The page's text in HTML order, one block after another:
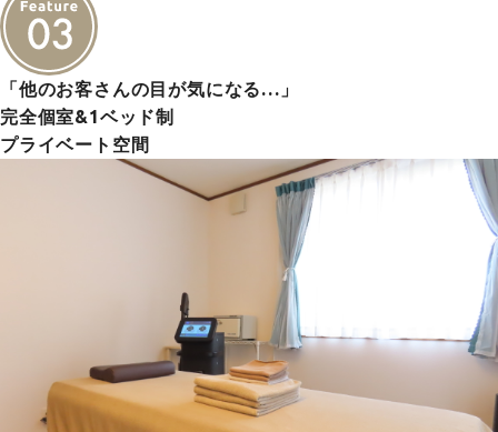
「他のお客さんの目が気になる…」
完全個室&1ベッド制
プライベート空間